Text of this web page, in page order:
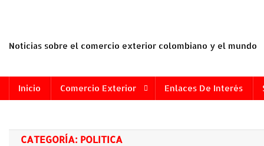
Noticias sobre el comercio exterior colombiano y el mundo
Inicio Comercio Exterior Enlaces De Interés
CATEGORÍA: POLITICA